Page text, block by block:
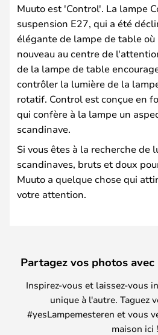
Muuto est 'Control'. La lampe
suspension E27, qui a été
élégante de lampe de table où
nouveau au centre de
de la lampe de table
contrôler la lumière de la
rotatif. Control est conçue en
qui confère à la lampe un
scandinave.
Si vous êtes à la recherche de
scandinaves, bruts et doux
Muuto a quelque chose qui
votre attention.
Partagez vos photos
Inspirez-vous et laissez-vous
unique à l'autre. Taguez
#yesLampemesteren et vous
maison ici !